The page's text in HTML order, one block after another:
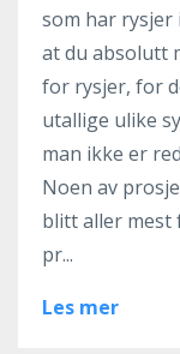
som har rysjer
at du absolutt
for rysjer, for
utallige ulike
man ikke er
Noen av
blitt aller mest
pr...
Les mer